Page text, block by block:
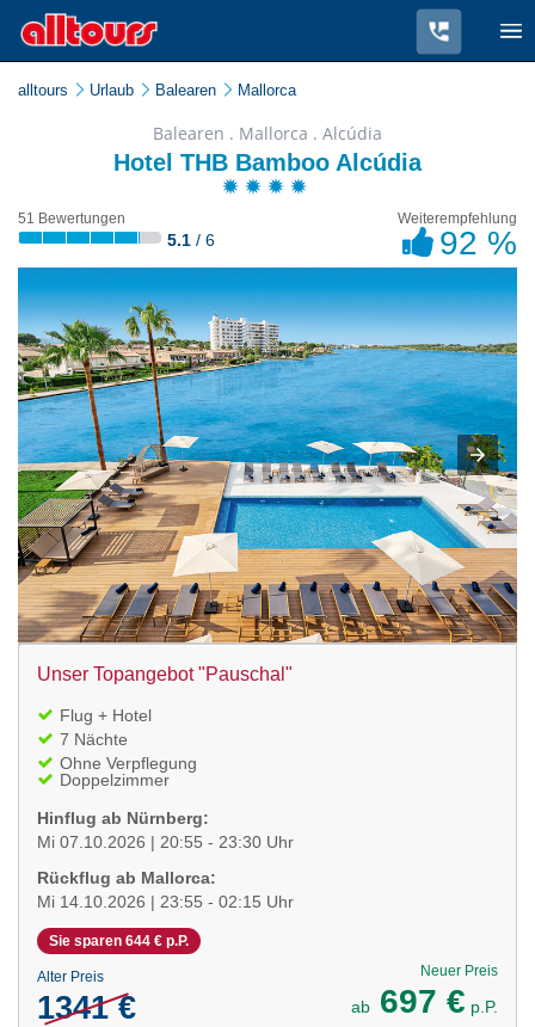
alltours Urlaub Balearen Mallorca
Balearen . Mallorca . Alcúdia
Hotel THB Bamboo Alcúdia
51 Bewertungen
5.1 / 6
Weiterempfehlung
92 %
Unser Topangebot "Pauschal"
Flug + Hotel
7 Nächte
Ohne Verpflegung
Doppelzimmer
Hinflug ab Nürnberg:
Mi 07.10.2026 | 20:55 - 23:30 Uhr
Rückflug ab Mallorca:
Mi 14.10.2026 | 23:55 - 02:15 Uhr
Sie sparen 644 € p.P.
Alter Preis
1341 €
Neuer Preis
ab 697 € p.P.